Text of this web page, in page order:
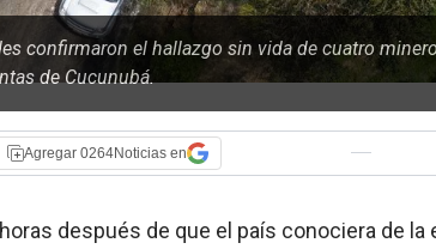
confirmaron el hallazgo sin vida de cuatro
de Cucunubá.
Agregar 0264Noticias en
después de que el país conociera de la